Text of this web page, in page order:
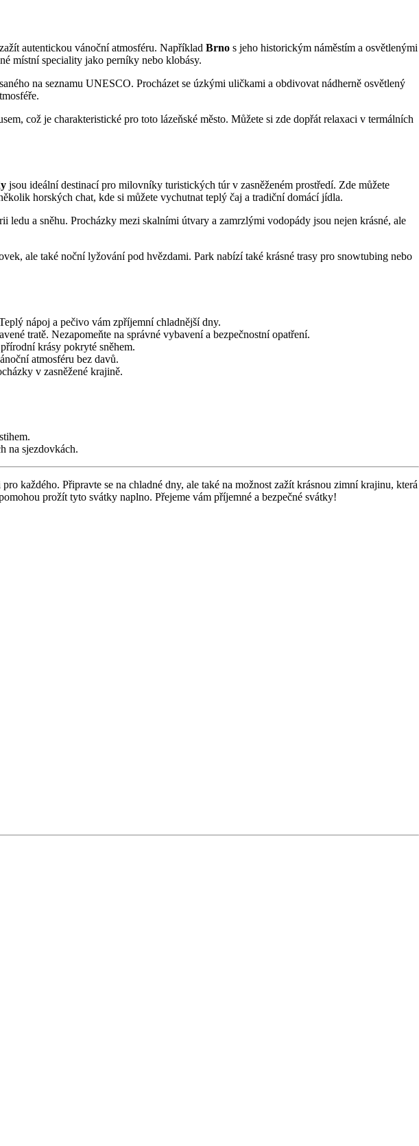
autentickou vánoční atmosféru. Například Brno s jeho historickým náměstím a osvětlenými
místní speciality jako perníky nebo klobásy.
na seznamu UNESCO. Procházet se úzkými uličkami a obdivovat nádherně osvětlený
což je charakteristické pro toto lázeňské město. Můžete si zde dopřát relaxaci v termálních
jsou ideální destinací pro milovníky turistických túr v zasněženém prostředí. Zde můžete
horských chat, kde si můžete vychutnat teplý čaj a tradiční domácí jídla.
ledu a sněhu. Procházky mezi skalními útvary a zamrzlými vodopády jsou nejen krásné, ale
ale také noční lyžování pod hvězdami. Park nabízí také krásné trasy pro snowtubing nebo
nápoj a pečivo vám zpříjemní chladnější dny.
tratě. Nezapomeňte na správné vybavení a bezpečnostní opatření.
krásy pokryté sněhem.
atmosféru bez davů.
v zasněžené krajině.
na sjezdovkách.
každého. Připravte se na chladné dny, ale také na možnost zažít krásnou zimní krajinu, která
prožít tyto svátky naplno. Přejeme vám příjemné a bezpečné svátky!